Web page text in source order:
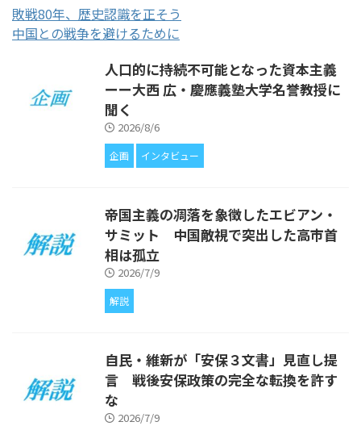
敗戦80年、歴史認識を正そう
中国との戦争を避けるために
人口的に持続不可能となった資本主義
ーー大西 広・慶應義塾大学名誉教授に
聞く
2026/8/6
企画 インタビュー
帝国主義の凋落を象徴したエビアン・
サミット 中国敵視で突出した高市首
相は孤立
2026/7/9
解説
自民・維新が「安保３文書」見直し提
言 戦後安保政策の完全な転換を許す
な
2026/7/9